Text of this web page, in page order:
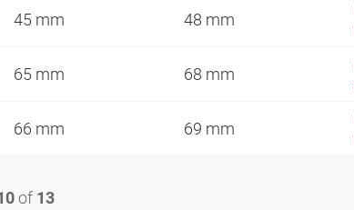
45 mm 48 mm
65 mm 68 mm
66 mm 69 mm
of 13